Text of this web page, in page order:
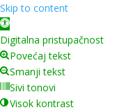
Skip to content
Open toolbar
Digitalna pristupačnost
Povećaj tekst
Smanji tekst
Sivi tonovi
Visok kontrast